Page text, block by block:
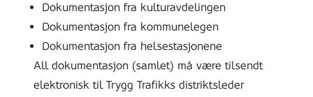
Dokumentasjon fra kulturavdelingen
Dokumentasjon fra kommunelegen
Dokumentasjon fra helsestasjonene
All dokumentasjon (samlet) må være tilsendt
elektronisk til Trygg Trafikks distriktsleder